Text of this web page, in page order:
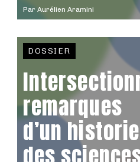
Par Aurélien Aramini
DOSSIER
remarques
d’un